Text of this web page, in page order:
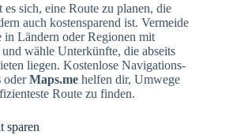
sich, eine Route zu planen, die
auch kostensparend ist. Vermeide
in Ländern oder Regionen mit
wähle Unterkünfte, die abseits
liegen. Kostenlose Navigations-
oderMaps.me helfen dir, Umwege
Route zu finden.
sparen